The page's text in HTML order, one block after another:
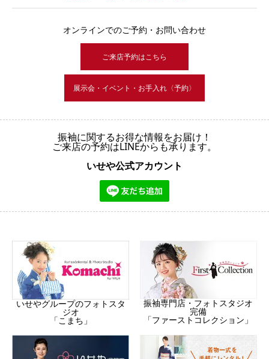
オンラインでのご予約・お問い合わせ
ご来店予約はこちら
展示会・イベント・お手入れ〈予約〉
振袖に関するお得な情報をお届け！
ご来店の予約はLINEからも承ります。
いせや公式アカウント
いせやグループのフォトスタ
ジオ
「こまち」
振袖専門店・フォトスタジオ
完備
「ファーストコレクション」